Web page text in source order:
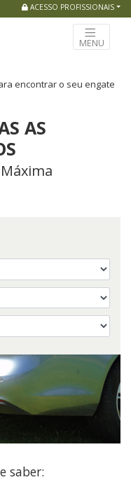
ACESSO PROFISSIONAIS
MENU
encontrar o seu engate
AS
saber: